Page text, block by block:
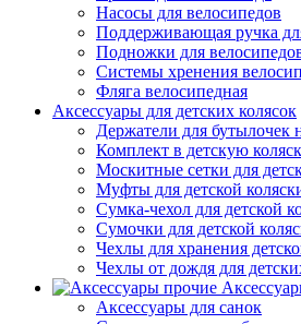
Насосы для велосипедов
Поддерживающая ручка
Подножки для
Системы хренения
Фляга велосипедная
Аксессуары для детских колясок
Держатели для бутылочек
Комплект в детскую
Москитные сетки для
Муфты для детской
Сумка-чехол для детской
Сумочки для детской
Чехлы для хранения
Чехлы от дождя для
Аксессуары для санок